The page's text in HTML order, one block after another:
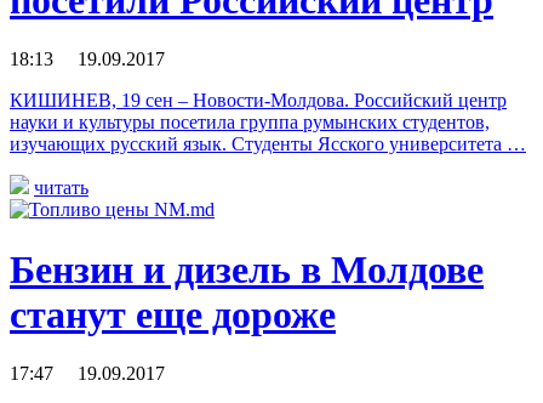
18:13 19.09.2017
КИШИНЕВ, 19 сен – Новости-Молдова. Российский центр
науки и культуры посетила группа румынских студентов,
изучающих русский язык. Студенты Ясского университета …
читать
Бензин и дизель в Молдове
станут еще дороже
17:47 19.09.2017